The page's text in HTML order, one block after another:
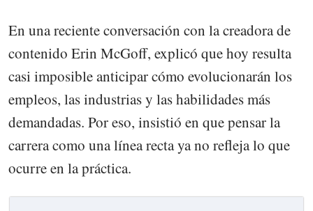
En una reciente conversación con la creadora de
contenido Erin McGoff, explicó que hoy resulta
casi imposible anticipar cómo evolucionarán los
empleos, las industrias y las habilidades más
demandadas. Por eso, insistió en que pensar la
carrera como una línea recta ya no refleja lo que
ocurre en la práctica.